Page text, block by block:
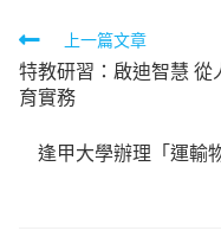
Read
more
articles
上一篇文章
特教研習：啟迪智慧
育實務
逢甲大學辦理「運輸